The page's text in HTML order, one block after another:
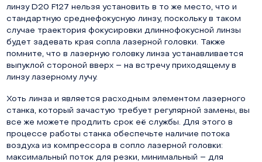
линзу D20 F127 нельзя установить в то же место, что и
стандартную среднефокусную линзу, поскольку в таком
случае траектория фокусировки длиннофокусной линзы
будет задевать края сопла лазерной головки. Также
помните, что в лазерную головку линза устанавливается
выпуклой стороной вверх – на встречу приходящему в
линзу лазерному лучу.
Хоть линза и является расходным элементом лазерного
станка, который зачастую требует регулярной замены, вы
все же можете продлить срок её службы. Для этого в
процессе работы станка обеспечьте наличие потока
воздуха из компрессора в сопло лазерной головки:
максимальный поток для резки, минимальный – для